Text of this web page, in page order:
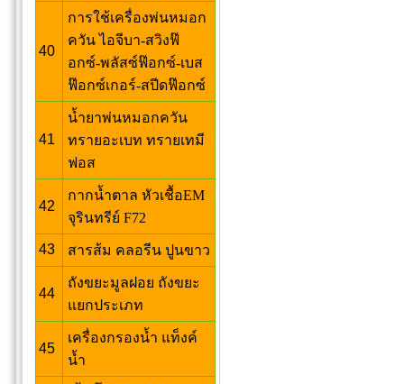
40
การใช้เครื่องพ่นหมอก
ควัน ไอจีบา-สวิงฟ๊
อกซ์-พลัสซ์ฟ๊อกซ์-เบส
ฟ๊อกซ์เกอร์-สปีดฟ๊อกซ์
41
น้ำยาพ่นหมอกควัน
ทรายอะเบท ทรายเทมี
ฟอส
42
กากน้ำตาล หัวเชื้อEM
จุรินทรีย์ F72
43 สารส้ม คลอรีน ปูนขาว
44
ถังขยะมูลฝอย ถังขยะ
แยกประเภท
45
เครื่องกรองน้ำ แท็งค์
น้ำ